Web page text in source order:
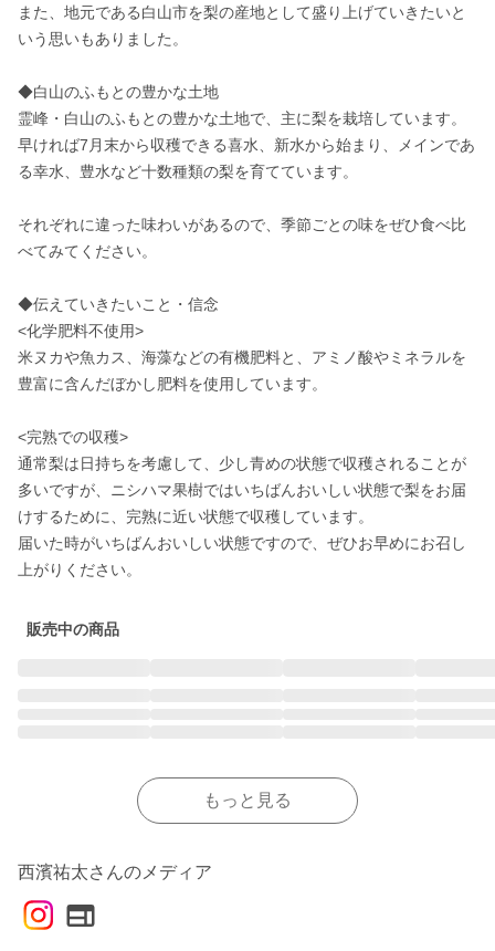
また、地元である白山市を梨の産地として盛り上げていきたいと
いう思いもありました。
◆白山のふもとの豊かな土地
霊峰・白山のふもとの豊かな土地で、主に梨を栽培しています。
早ければ7月末から収穫できる喜水、新水から始まり、メインであ
る幸水、豊水など十数種類の梨を育てています。
それぞれに違った味わいがあるので、季節ごとの味をぜひ食べ比
べてみてください。
◆伝えていきたいこと・信念
<化学肥料不使用>
米ヌカや魚カス、海藻などの有機肥料と、アミノ酸やミネラルを
豊富に含んだぼかし肥料を使用しています。
<完熟での収穫>
通常梨は日持ちを考慮して、少し青めの状態で収穫されることが
多いですが、ニシハマ果樹ではいちばんおいしい状態で梨をお届
けするために、完熟に近い状態で収穫しています。
届いた時がいちばんおいしい状態ですので、ぜひお早めにお召し
上がりください。
販売中の商品
もっと見る
西濱祐太さんのメディア